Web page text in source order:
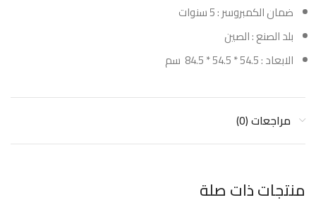
ضمان الكمبروسر : 5 سنوات
بلد الصنع : الصين
الابعاد : 54.5 * 54.5 * 84.5 سم
مراجعات (0)
منتجات ذات صلة